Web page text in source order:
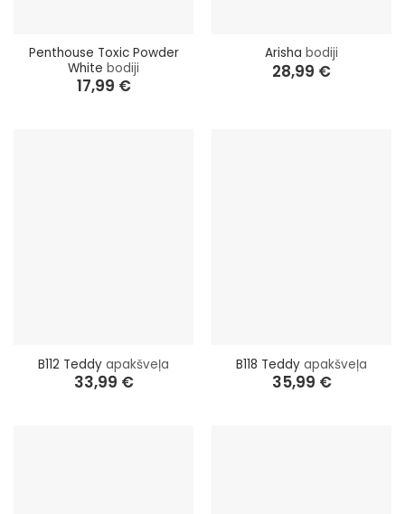
Penthouse Toxic Powder
White bodiji
17,99 €
Arisha bodiji
28,99 €
B112 Teddy apakšveļa
33,99 €
B118 Teddy apakšveļa
35,99 €